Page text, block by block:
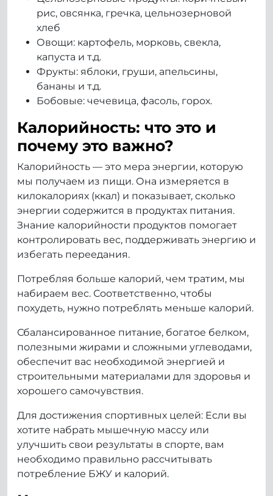
рис, овсянка, гречка, цельнозерновой
хлеб
Овощи: картофель, морковь, свекла,
капуста и т.д.
Фрукты: яблоки, груши, апельсины,
бананы и т.д.
Бобовые: чечевица, фасоль, горох.
Калорийность: что это и
почему это важно?
Калорийность — это мера энергии, которую
мы получаем из пищи. Она измеряется в
килокалориях (ккал) и показывает, сколько
энергии содержится в продуктах питания.
Знание калорийности продуктов помогает
контролировать вес, поддерживать энергию и
избегать переедания.
Потребляя больше калорий, чем тратим, мы
набираем вес. Соответственно, чтобы
похудеть, нужно потреблять меньше калорий.
Сбалансированное питание, богатое белком,
полезными жирами и сложными углеводами,
обеспечит вас необходимой энергией и
строительными материалами для здоровья и
хорошего самочувствия.
Для достижения спортивных целей: Если вы
хотите набрать мышечную массу или
улучшить свои результаты в спорте, вам
необходимо правильно рассчитывать
потребление БЖУ и калорий.